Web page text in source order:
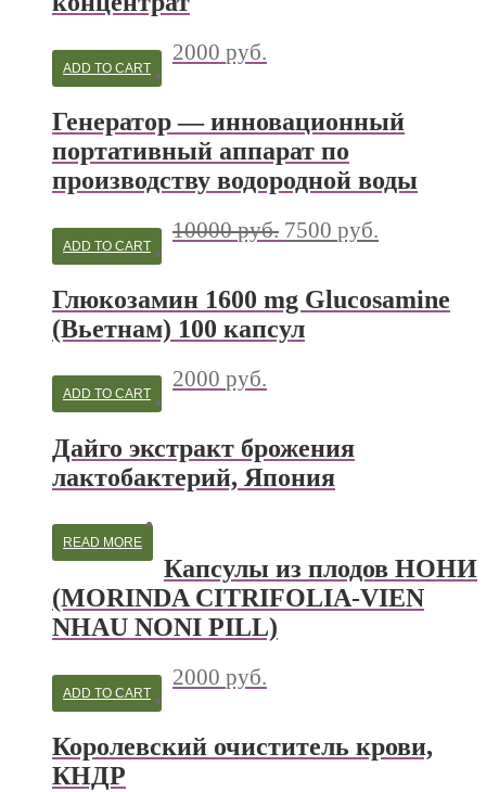
2000 руб.
ADD TO CART
Генератор — инновационный
портативный аппарат по
производству водородной воды
10000руб. 7500 руб.
ADD TO CART
Глюкозамин 1600 mg Glucosamine
(Вьетнам) 100 капсул
2000 руб.
ADD TO CART
Дайго экстракт брожения
лактобактерий, Япония
READ MORE
Капсулы из плодов НОНИ
(MORINDA CITRIFOLIA-VIEN
NHAU NONI PILL)
2000 руб.
ADD TO CART
Королевский очиститель крови,
КНДР